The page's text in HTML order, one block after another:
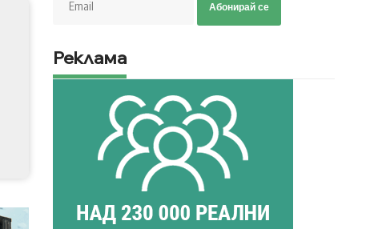
Абонирай се
Реклама